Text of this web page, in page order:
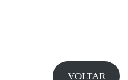
VOLTAR